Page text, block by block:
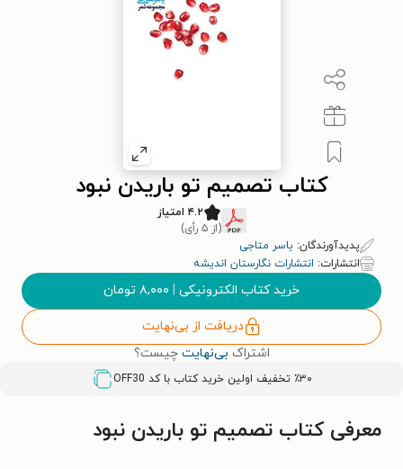
کتاب تصمیم تو باریدن نبود
۴.۲ امتیاز
(از ۵ رأی)
پدیدآورندگان: یاسر متاجی
انتشارات: انتشارات نگارستان اندیشه
خرید کتاب الکترونیکی | ۸,۰۰۰ تومان
دریافت از بی‌نهایت
اشتراک بی‌نهایت چیست؟
٪۳۰ تخفیف اولین خرید کتاب با کد OFF30
معرفی کتاب تصمیم تو باریدن نبود